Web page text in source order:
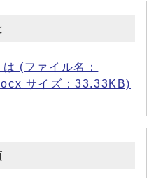
(ファイル名：
サイズ：33.33KB)